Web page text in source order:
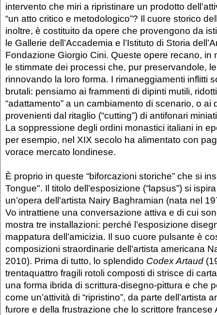
intervento che miri a ripristinare un prodotto
“un atto critico e metodologico”? Il cuore storico
inoltre, è costituito da opere che provengono da
le Gallerie dell’Accademia e l’Istituto di Storia
Fondazione Giorgio Cini. Queste opere recano, in
le stimmate dei processi che, pur preservandole,
rinnovando la loro forma. I rimaneggiamenti inflitti
brutali: pensiamo ai frammenti di dipinti mutili,
“adattamento” a un cambiamento di scenario, o ai
provenienti dal ritaglio (“cutting”) di antifonari
La soppressione degli ordini monastici italiani in
per esempio, nel XIX secolo ha alimentato con
vorace mercato londinese.
È proprio in queste “biforcazioni storiche” che si
Tongue". Il titolo dell’esposizione (“lapsus”) si
un’opera dell’artista Nairy Baghramian (nata nel
Vo intrattiene una conversazione attiva e di cui
mostra tre installazioni: perché l’esposizione
mappatura dell’amicizia. Il suo cuore pulsante è
composizioni straordinarie dell’artista americana
2010). Prima di tutto, lo splendido Codex Artaud
trentaquattro fragili rotoli composti di strisce di
una forma ibrida di scrittura-disegno-pittura e che
come un’attività di “ripristino”, da parte dell’artista
furore e della frustrazione che lo scrittore francese